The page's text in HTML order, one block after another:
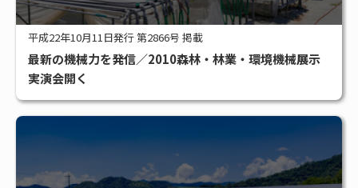
平成22年10月11日発行 第2866号 掲載
最新の機械力を発信／2010森林・林業・環境機械展示
実演会開く